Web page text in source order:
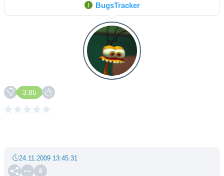
BugsTracker
3.85
8
24.11.2009 13:45:31